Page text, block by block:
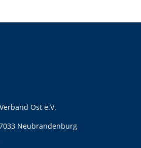
Ost e.V.
Neubrandenburg